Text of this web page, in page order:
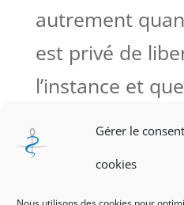
Gérer le
cookies
autrement
est privé de
l’instance et
que la Cour de
statue dans un